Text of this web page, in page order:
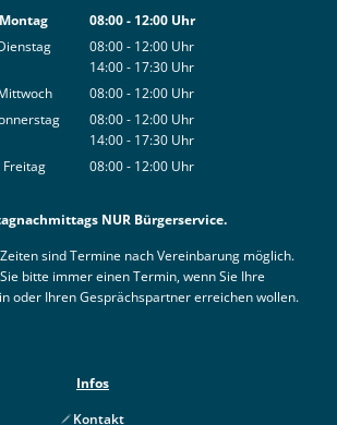
Montag 08:00- 12:00Uhr
Von 08:00 bis 12:00 Uhr
08:00- 12:00 Uhr
Von 08:00 bis 12:00 Uhr
14:00- 17:30 Uhr
Von 14:00 bis 17:30 Uhr
08:00- 12:00 Uhr
Von 08:00 bis 12:00 Uhr
08:00- 12:00 Uhr
Von 08:00 bis 12:00 Uhr
14:00- 17:30 Uhr
Von 14:00 bis 17:30 Uhr
Freitag 08:00- 12:00 Uhr
NUR Bürgerservice.
sind Termine nach Vereinbarung möglich.
bitte immer einen Termin, wenn Sie Ihre
oder Ihren Gesprächspartner erreichen wollen.
Infos
Kontakt